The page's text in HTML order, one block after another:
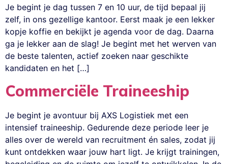
Je begint je dag tussen 7 en 10 uur, de tijd bepaal jij
zelf, in ons gezellige kantoor. Eerst maak je een lekker
kopje koffie en bekijkt je agenda voor de dag. Daarna
ga je lekker aan de slag! Je begint met het werven van
de beste talenten, actief zoeken naar geschikte
kandidaten en het […]
Commerciële Traineeship
Je begint je avontuur bij AXS Logistiek met een
intensief traineeship. Gedurende deze periode leer je
alles over de wereld van recruitment én sales, zodat jij
kunt ontdekken waar jouw hart ligt. Je krijgt trainingen,